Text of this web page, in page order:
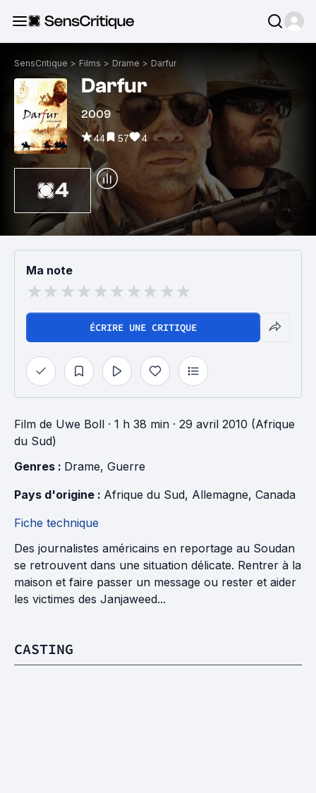
SensCritique > Films > Drame > Darfur
Darfur
2009
44 57 4
4
Ma note
ÉCRIRE UNE CRITIQUE
Film de Uwe Boll · 1 h 38 min · 29 avril 2010 (Afrique
du Sud)
Genres : Drame, Guerre
Pays d'origine : Afrique du Sud, Allemagne, Canada
Fiche technique
Des journalistes américains en reportage au Soudan
se retrouvent dans une situation délicate. Rentrer à la
maison et faire passer un message ou rester et aider
les victimes des Janjaweed...
CASTING